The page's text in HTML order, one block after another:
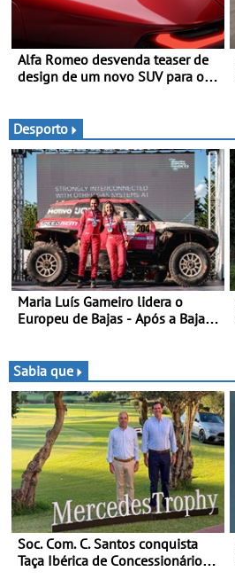
Alfa Romeo desvenda teaser de
design de um novo SUV para o
de 2027
Desporto
Maria Luís Gameiro lidera o
Europeu de Bajas - Após a Baja
Sabia que
Soc. Com. C. Santos conquista
Taça Ibérica de Concessionários